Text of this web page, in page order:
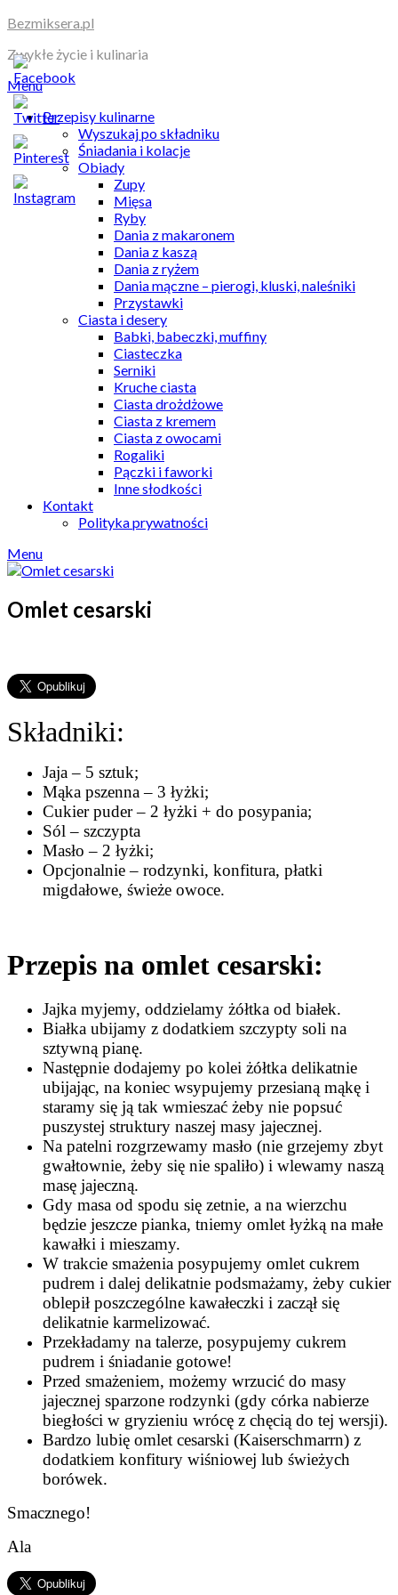
Skip
content
Bezmiksera.pl
Zwykłe życie i kulinaria
Menu
Przepisy kulinarne
Wyszukaj po składniku
Śniadania i kolacje
Obiady
Zupy
Mięsa
Ryby
Dania z makaronem
Dania z kaszą
Dania z ryżem
Dania mączne – pierogi, kluski, naleśniki
Przystawki
Ciasta i desery
Babki, babeczki, muffiny
Ciasteczka
Serniki
Kruche ciasta
Ciasta drożdżowe
Ciasta z kremem
Ciasta z owocami
Rogaliki
Pączki i faworki
Inne słodkości
Kontakt
Polityka prywatności
Menu
Omlet cesarski
Składniki:
Jaja – 5 sztuk;
Mąka pszenna – 3 łyżki;
Cukier puder – 2 łyżki + do posypania;
Sól – szczypta
Masło – 2 łyżki;
Opcjonalnie – rodzynki, konfitura, płatki
migdałowe, świeże owoce.
Przepis na omlet cesarski:
Jajka myjemy, oddzielamy żółtka od białek.
Białka ubijamy z dodatkiem szczypty soli na
sztywną pianę.
Następnie dodajemy po kolei żółtka delikatnie
ubijając, na koniec wsypujemy przesianą mąkę i
staramy się ją tak wmieszać żeby nie popsuć
puszystej struktury naszej masy jajecznej.
Na patelni rozgrzewamy masło (nie grzejemy zbyt
gwałtownie, żeby się nie spaliło) i wlewamy naszą
masę jajeczną.
Gdy masa od spodu się zetnie, a na wierzchu
będzie jeszcze pianka, tniemy omlet łyżką na małe
kawałki i mieszamy.
W trakcie smażenia posypujemy omlet cukrem
pudrem i dalej delikatnie podsmażamy, żeby cukier
oblepił poszczególne kawałeczki i zaczął się
delikatnie karmelizować.
Przekładamy na talerze, posypujemy cukrem
pudrem i śniadanie gotowe!
Przed smażeniem, możemy wrzucić do masy
jajecznej sparzone rodzynki (gdy córka nabierze
biegłości w gryzieniu wrócę z chęcią do tej wersji).
Bardzo lubię omlet cesarski (Kaiserschmarrn) z
dodatkiem konfitury wiśniowej lub świeżych
borówek.
Smacznego!
Ala